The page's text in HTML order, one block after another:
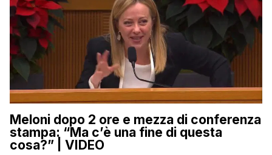
Meloni dopo 2 ore e mezza di conferenza
stampa: “Ma c’è una fine di questa
cosa?” | VIDEO